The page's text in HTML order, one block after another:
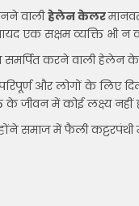
वालीहेलेन केलर
एक सक्षम व्यक्ति भी
समर्पित करने वाली
और लोगों के लिए
के जीवन में कोई लक्ष्य
समाज में फैली